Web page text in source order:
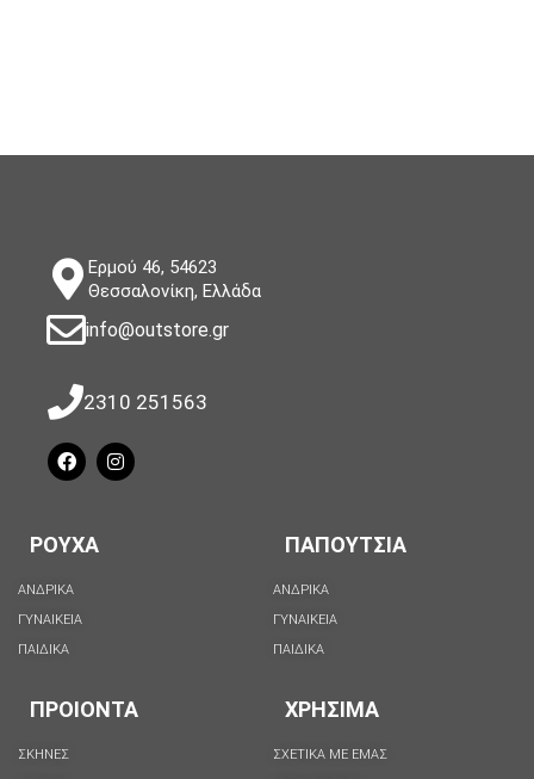
Ερμού 46, 54623
Θεσσαλονίκη, Ελλάδα
info@outstore.gr
2310 251563
ΡΟΥΧΑ
ΑΝΔΡΙΚΑ
ΓΥΝΑΙΚΕΙΑ
ΠΑΙΔΙΚΑ
ΠΑΠΟΥΤΣΙΑ
ΑΝΔΡΙΚΑ
ΓΥΝΑΙΚΕΙΑ
ΠΑΙΔΙΚΑ
ΠΡΟΙΟΝΤΑ
ΣΚΗΝΕΣ
ΧΡΗΣΙΜΑ
ΣΧΕΤΙΚΑ ΜΕ ΕΜΑΣ